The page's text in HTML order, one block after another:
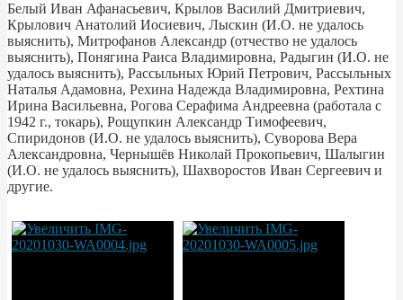
Белый Иван Афанасьевич, Крылов Василий Дмитриевич,
Крылович Анатолий Иосиевич, Лыскин (И.О. не удалось
выяснить), Митрофанов Александр (отчество не удалось
выяснить), Понягина Раиса Владимировна, Радыгин (И.О. не
удалось выяснить), Рассыльных Юрий Петрович, Рассыльных
Наталья Адамовна, Рехина Надежда Владимировна, Рехтина
Ирина Васильевна, Рогова Серафима Андреевна (работала с
1942 г., токарь), Рощупкин Александр Тимофеевич,
Спиридонов (И.О. не удалось выяснить), Суворова Вера
Александровна, Чернышёв Николай Прокопьевич, Шалыгин
(И.О. не удалось выяснить), Шахворостов Иван Сергеевич и
другие.